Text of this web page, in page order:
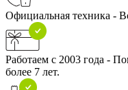
Официальная техника -
Работаем с 2003 года -
более 7 лет.